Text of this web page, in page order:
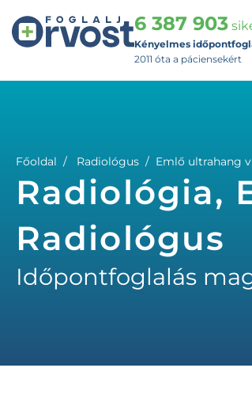
6 387 903
Kényelmes
2011 óta a páciensekért
Főoldal Radiológus Emlő ultrahang
Radiológia,
Radiológus
Időpontfoglalás